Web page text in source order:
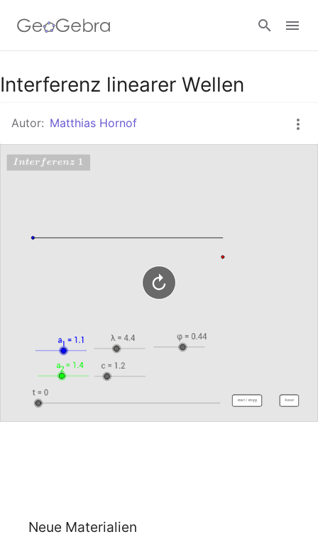
Google Classroom
GeoGebra Classroom
Interferenz linearer Wellen
Autor: Matthias Hornof
Neue Materialien